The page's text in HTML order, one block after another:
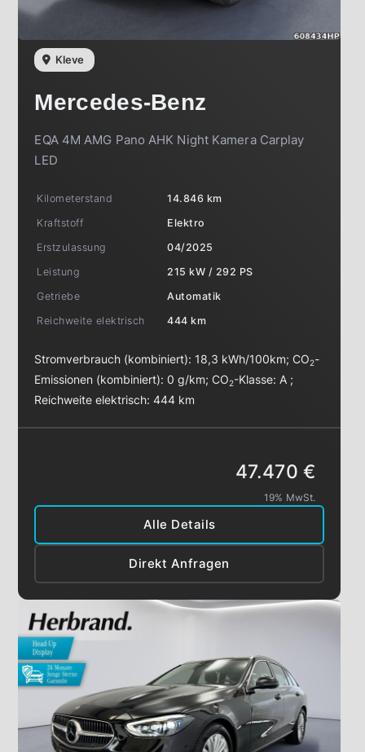
Kleve
Mercedes-Benz
EQA 4M AMG Pano AHK Night Kamera Carplay
LED
Kilometerstand
14.846 km
Kraftstoff
Elektro
Erstzulassung
04/2025
Leistung
215 kW / 292 PS
Getriebe
Automatik
Reichweite elektrisch
444 km
Stromverbrauch (kombiniert): 18,3 kWh/100km;CO2-
Emissionen (kombiniert):0 g/km;CO2-Klasse: A ;
Reichweite elektrisch:444 km
Alle Details
Direkt Anfragen
47.470 €
19% MwSt.